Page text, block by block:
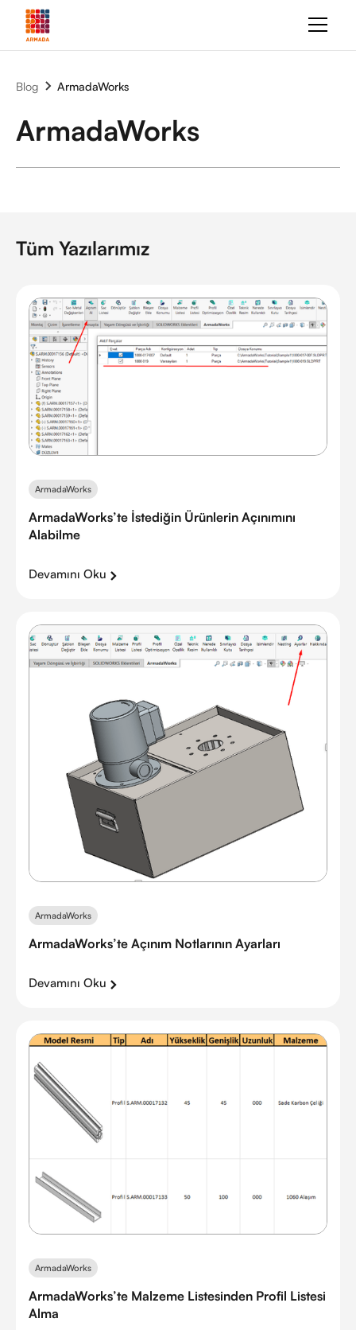
Blog ArmadaWorks
ArmadaWorks
Tüm Yazılarımız
ArmadaWorks
ArmadaWorks’te İstediğin Ürünlerin Açınımını
Alabilme
Devamını Oku
ArmadaWorks
ArmadaWorks’te Açınım Notlarının Ayarları
Devamını Oku
ArmadaWorks
ArmadaWorks’te Malzeme Listesinden Profil Listesi
Alma